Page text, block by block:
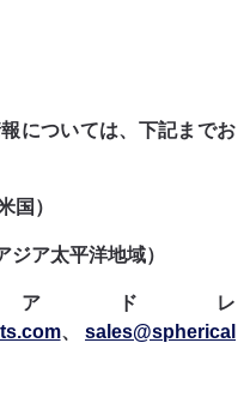
については、下記までお
国）
ア太平洋地域）
ドレ
、
sales@spherical